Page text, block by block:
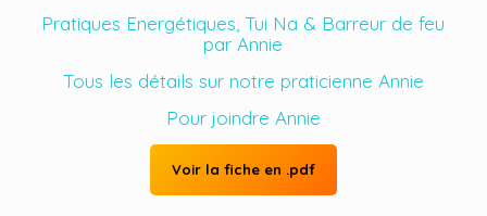
Pratiques Energétiques, Tui Na & Barreur de feu
par Annie
Tous les détails sur notre praticienne Annie
Pour joindre Annie
Voir la fiche en .pdf